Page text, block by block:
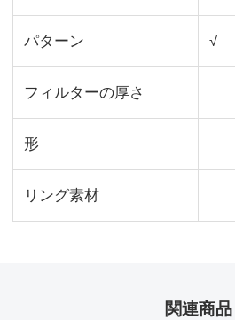
パターン √
フィルターの厚さ
形
リング素材
関連商品